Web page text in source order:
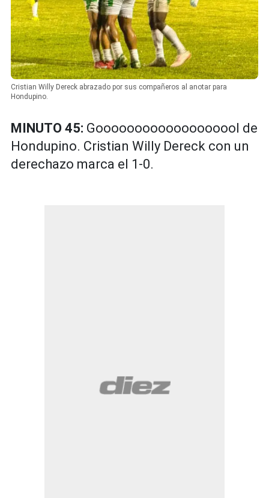
Cristian Willy Dereck abrazado por sus compañeros al anotar para
Hondupino.
MINUTO 45: Gooooooooooooooooool de
Hondupino. Cristian Willy Dereck con un
derechazo marca el 1-0.